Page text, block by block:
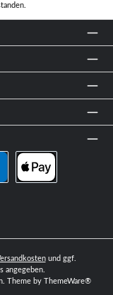
und ggf.
angegeben.
Theme by ThemeWare®